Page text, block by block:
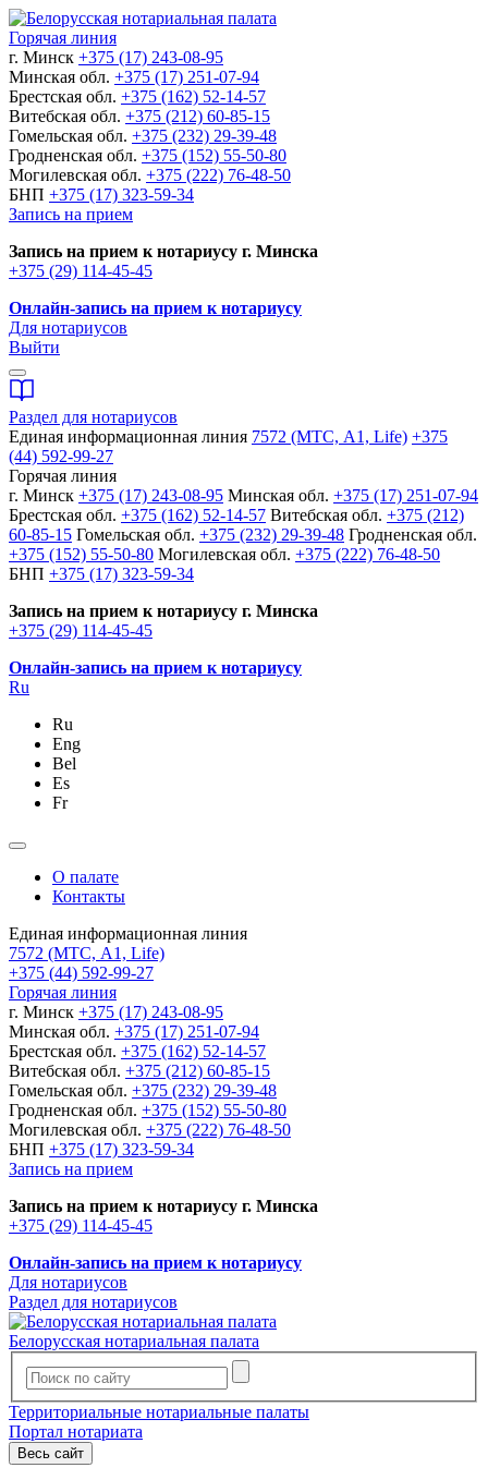
Горячая линия
г. Минск +375 (17) 243-08-95
Минская обл. +375 (17) 251-07-94
Брестская обл. +375 (162) 52-14-57
Витебская обл. +375 (212) 60-85-15
Гомельская обл. +375 (232) 29-39-48
Гродненская обл. +375 (152) 55-50-80
Могилевская обл. +375 (222) 76-48-50
БНП +375 (17) 323-59-34
Запись на прием
Запись на прием к нотариусу г. Минска
+375 (29) 114-45-45
Онлайн-запись на прием к нотариусу
Для нотариусов
Выйти
Раздел для нотариусов
Единая информационная линия 7572 (МТС, A1, Life) +375
(44) 592-99-27
Горячая линия
г. Минск +375 (17) 243-08-95 Минская обл. +375 (17) 251-07-94
Брестская обл. +375 (162) 52-14-57 Витебская обл. +375 (212)
60-85-15 Гомельская обл. +375 (232) 29-39-48 Гродненская обл.
+375 (152) 55-50-80 Могилевская обл. +375 (222) 76-48-50
БНП +375 (17) 323-59-34
Запись на прием к нотариусу г. Минска
+375 (29) 114-45-45
Онлайн-запись на прием к нотариусу
Ru
Ru
Eng
Bel
Es
Fr
О палате
Контакты
Единая информационная линия
7572 (МТС, A1, Life)
+375 (44) 592-99-27
Горячая линия
г. Минск +375 (17) 243-08-95
Минская обл. +375 (17) 251-07-94
Брестская обл. +375 (162) 52-14-57
Витебская обл. +375 (212) 60-85-15
Гомельская обл. +375 (232) 29-39-48
Гродненская обл. +375 (152) 55-50-80
Могилевская обл. +375 (222) 76-48-50
БНП +375 (17) 323-59-34
Запись на прием
Запись на прием к нотариусу г. Минска
+375 (29) 114-45-45
Онлайн-запись на прием к нотариусу
Для нотариусов
Раздел для нотариусов
Белорусская нотариальная палата
Территориальные нотариальные палаты
Портал нотариата
Весь сайт